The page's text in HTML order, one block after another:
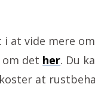
i at vide mere
det her. Du
at